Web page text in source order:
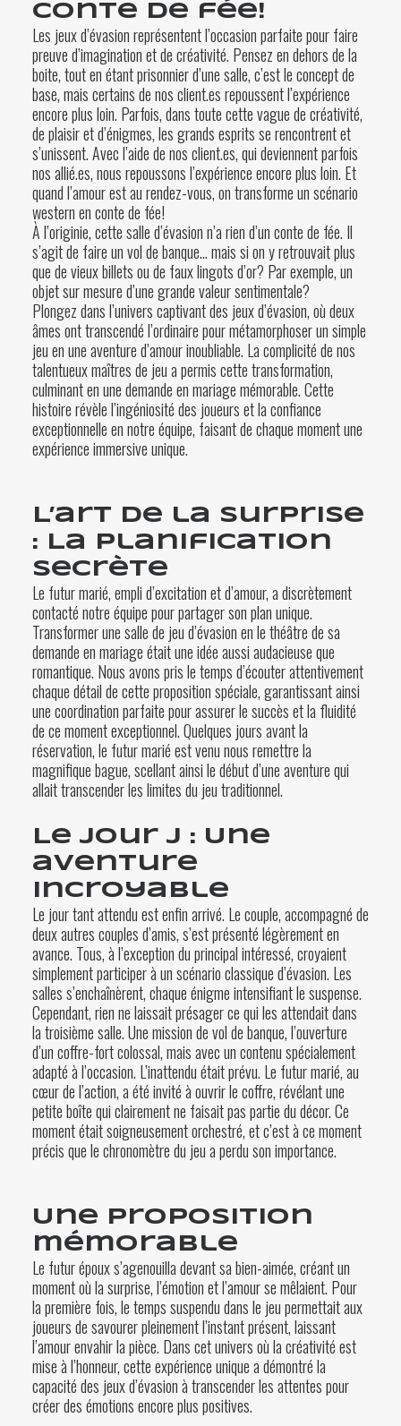
conte de fée!
Les jeux d’évasion représentent l’occasion parfaite pour faire
preuve d’imagination et de créativité. Pensez en dehors de la
boite, tout en étant prisonnier d’une salle, c’est le concept de
base, mais certains de nos client.es repoussent l’expérience
encore plus loin. Parfois, dans toute cette vague de créativité,
de plaisir et d’énigmes, les grands esprits se rencontrent et
s’unissent. Avec l’aide de nos client.es, qui deviennent parfois
nos allié.es, nous repoussons l’expérience encore plus loin. Et
quand l’amour est au rendez-vous, on transforme un scénario
western en conte de fée!
À l’originie, cette salle d’évasion n’a rien d’un conte de fée. Il
s’agit de faire un vol de banque… mais si on y retrouvait plus
que de vieux billets ou de faux lingots d’or? Par exemple, un
objet sur mesure d’une grande valeur sentimentale?
Plongez dans l’univers captivant des jeux d’évasion, où deux
âmes ont transcendé l’ordinaire pour métamorphoser un simple
jeu en une aventure d’amour inoubliable. La complicité de nos
talentueux maîtres de jeu a permis cette transformation,
culminant en une demande en mariage mémorable. Cette
histoire révèle l’ingéniosité des joueurs et la confiance
exceptionnelle en notre équipe, faisant de chaque moment une
expérience immersive unique.
L’art de la surprise
: La planification
secrète
Le futur marié, empli d’excitation et d’amour, a discrètement
contacté notre équipe pour partager son plan unique.
Transformer une salle de jeu d’évasion en le théâtre de sa
demande en mariage était une idée aussi audacieuse que
romantique. Nous avons pris le temps d’écouter attentivement
chaque détail de cette proposition spéciale, garantissant ainsi
une coordination parfaite pour assurer le succès et la fluidité
de ce moment exceptionnel. Quelques jours avant la
réservation, le futur marié est venu nous remettre la
magnifique bague, scellant ainsi le début d’une aventure qui
allait transcender les limites du jeu traditionnel.
Le jour J : Une
aventure
incroyable
Le jour tant attendu est enfin arrivé. Le couple, accompagné de
deux autres couples d’amis, s’est présenté légèrement en
avance. Tous, à l’exception du principal intéressé, croyaient
simplement participer à un scénario classique d’évasion. Les
salles s’enchaînèrent, chaque énigme intensifiant le suspense.
Cependant, rien ne laissait présager ce qui les attendait dans
la troisième salle. Une mission de vol de banque, l’ouverture
d’un coffre-fort colossal, mais avec un contenu spécialement
adapté à l’occasion. L’inattendu était prévu. Le futur marié, au
cœur de l’action, a été invité à ouvrir le coffre, révélant une
petite boîte qui clairement ne faisait pas partie du décor. Ce
moment était soigneusement orchestré, et c’est à ce moment
précis que le chronomètre du jeu a perdu son importance.
Une proposition
mémorable
Le futur époux s’agenouilla devant sa bien-aimée, créant un
moment où la surprise, l’émotion et l’amour se mêlaient. Pour
la première fois, le temps suspendu dans le jeu permettait aux
joueurs de savourer pleinement l’instant présent, laissant
l’amour envahir la pièce. Dans cet univers où la créativité est
mise à l’honneur, cette expérience unique a démontré la
capacité des jeux d’évasion à transcender les attentes pour
créer des émotions encore plus positives.